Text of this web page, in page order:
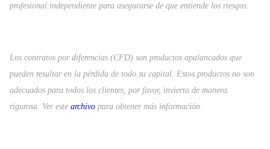
profesional independiente para asegurarse de que entiende los riesgos.
Los contratos por diferencias (CFD) son productos apalancados que
pueden resultar en la pérdida de todo su capital. Estos productos no son
adecuados para todos los clientes, por favor, invierta de manera
rigurosa. Ver este archivo para obtener más información.